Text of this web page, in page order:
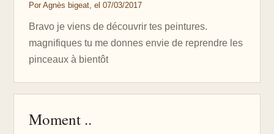
Por Agnès bigeat, el 07/03/2017
Bravo je viens de découvrir tes peintures.
magnifiques tu me donnes envie de reprendre les
pinceaux à bientôt
Moment ..